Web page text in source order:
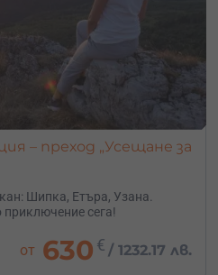
– преход „Усещане за
Шипка, Етъра, Узана.
сега!
от 630 € /1232.17 лв.